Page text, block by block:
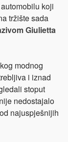
koji
tržište sada
Giulietta
modnog
i iznad
stoput
nedostajalo
najuspješnijih